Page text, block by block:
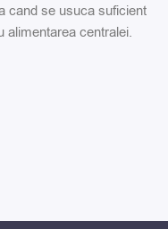
cand se usuca suficient
alimentarea centralei.